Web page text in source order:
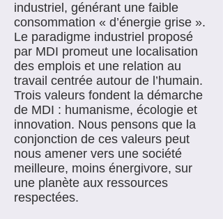
industriel, générant une faible
consommation « d’énergie grise ».
Le paradigme industriel proposé
par MDI promeut une localisation
des emplois et une relation au
travail centrée autour de l’humain.
Trois valeurs fondent la démarche
de MDI : humanisme, écologie et
innovation. Nous pensons que la
conjonction de ces valeurs peut
nous amener vers une société
meilleure, moins énergivore, sur
une planète aux ressources
respectées.